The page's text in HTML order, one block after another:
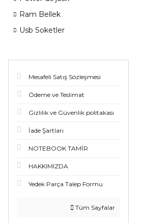
Ram Bellek
Usb Soketler
Mesafeli Satış Sözleşmesi
Ödeme ve Teslimat
Gizlilik ve Güvenlik politakası
İade Şartları
NOTEBOOK TAMİR
HAKKIMIZDA
Yedek Parça Talep Formu
Tüm Sayfalar